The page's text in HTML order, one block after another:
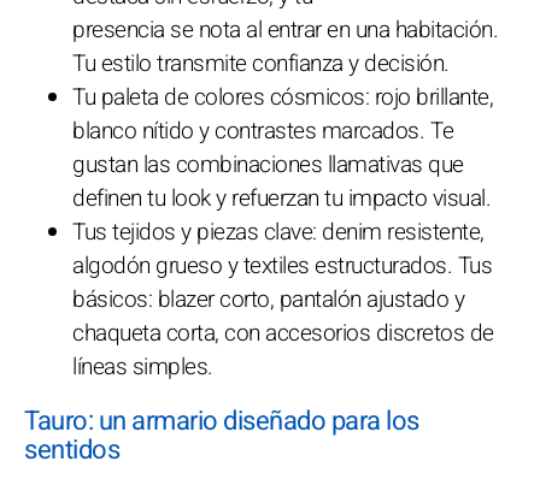
presencia se nota al entrar en una habitación.
Tu estilo transmite confianza y decisión.
Tu paleta de colores cósmicos: rojo brillante,
blanco nítido y contrastes marcados. Te
gustan las combinaciones llamativas que
definen tu look y refuerzan tu impacto visual.
Tus tejidos y piezas clave: denim resistente,
algodón grueso y textiles estructurados. Tus
básicos: blazer corto, pantalón ajustado y
chaqueta corta, con accesorios discretos de
líneas simples.
Tauro: un armario diseñado para los
sentidos